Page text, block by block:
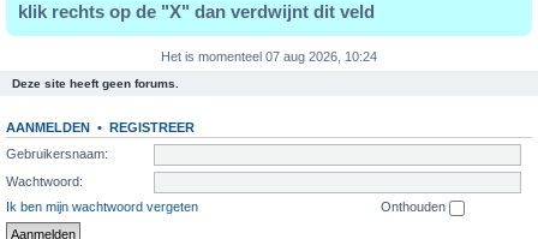
klik rechts op de "X" dan verdwijnt dit veld
Het is momenteel 07 aug 2026, 10:24
Deze site heeft geen forums.
AANMELDEN • REGISTREER
Gebruikersnaam:
Wachtwoord:
Ik ben mijn wachtwoord vergeten
Onthouden